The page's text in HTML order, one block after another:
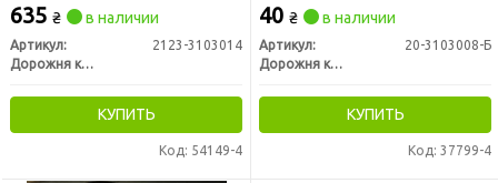
635 ₴ в наличии
Артикул:
2123-3103014
Дорожня карта
КУПИТЬ
Код: 54149-4
40 ₴ в наличии
Артикул:
20-3103008-Б
Дорожня карта
КУПИТЬ
Код: 37799-4